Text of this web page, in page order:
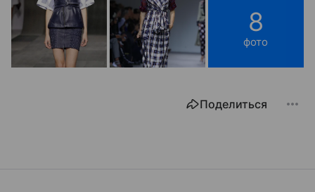
8
фото
Поделиться